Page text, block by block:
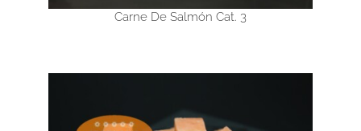
Carne De Salmón Cat. 3